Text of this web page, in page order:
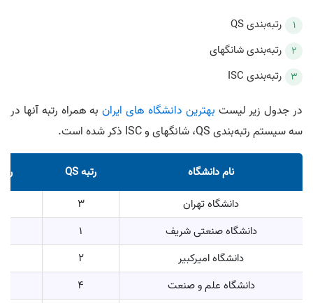
رتبه‌بندی QS
رتبه‌بندی شانگهای
رتبه‌بندی ISC
در جدول زیر لیست بهترین دانشگاه‌ های ایران به همراه رتبه آنها در
سه سیستم رتبه‌بندی QS، شانگهای و ISC ذکر شده است.
نام دانشگاه رتبه QS
دانشگاه تهران
3
دانشگاه صنعتی شریف
1
دانشگاه امیرکبیر
2
دانشگاه علم و صنعت
4